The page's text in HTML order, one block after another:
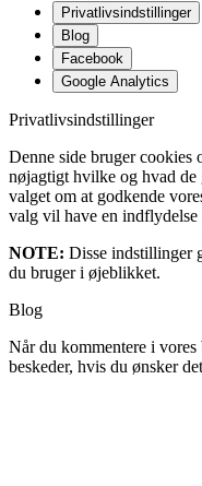
Privatlivsindstillinger
Blog
Facebook
Google Analytics
Privatlivsindstillinger
Denne side bruger cookies
nøjagtigt hvilke og hvad de
valget om at godkende
valg vil have en indflydelse
NOTE: Disse indstillinger
du bruger i øjeblikket.
Blog
Når du kommentere i
beskeder, hvis du ønsker